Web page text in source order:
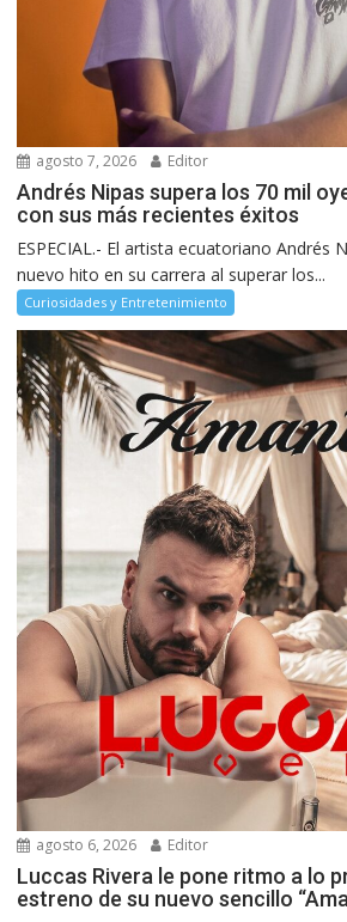
agosto 7, 2026 Editor
Andrés Nipas supera los 70 mil
con sus más recientes éxitos
ESPECIAL.- El artista ecuatoriano Andrés
nuevo hito en su carrera al superar los...
Curiosidades y Entretenimiento
agosto 6, 2026 Editor
Luccas Rivera le pone ritmo a lo
estreno de su nuevo sencillo